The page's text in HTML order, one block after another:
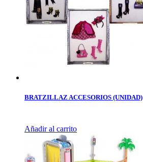
BRATZILLAZ ACCESORIOS (UNIDAD)
Añadir al carrito